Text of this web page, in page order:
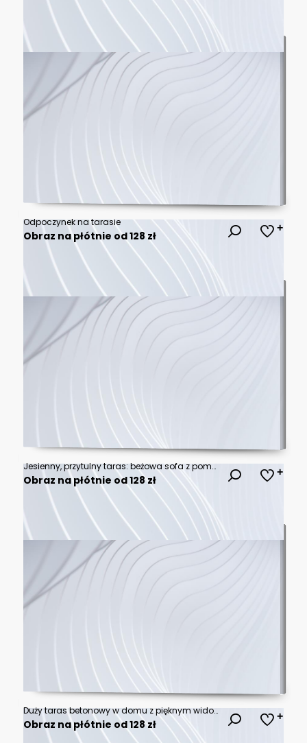
Odpoczynek na tarasie
Obraz na płótnie od 128 zł
Jesienny, przytulny taras: beżowa sofa z pomarańczowymi i kremowymi poduszkami, dynie, trawa pampasowa i drewniana ściana.
Obraz na płótnie od 128 zł
Duży taras betonowy w domu z pięknym widokiem na naturę, drzewa. las. Krzesełka do odpoczynku w słoneczny poranek. Żaluzje elewacyjne aluminiowe
Obraz na płótnie od 128 zł